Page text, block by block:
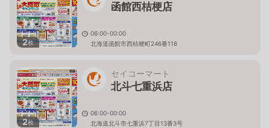
2枚
函館西桔梗店
06:00-00:00
北海道函館市西桔梗町246番118
2枚
セイコーマート
北斗七重浜店
06:00-00:00
北海道北斗市七重浜7丁目13番3号